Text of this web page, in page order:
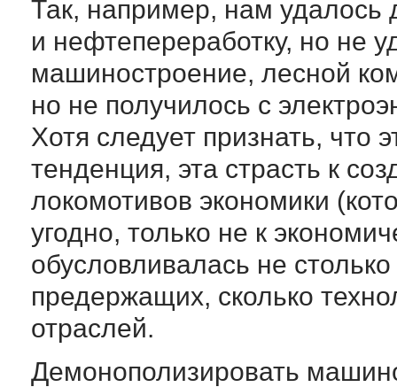
Так, например, нам
и нефтепереработку, но не
машиностроение, лесной
но не получилось с
Хотя следует признать, что
тенденция, эта страсть к
локомотивов экономики
угодно, только не к
обусловливалась не
предержащих, сколько
отраслей.
Демонополизировать